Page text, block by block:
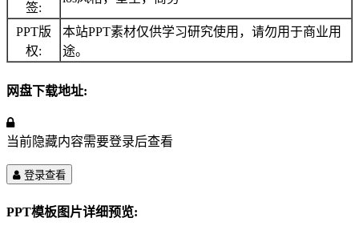
签:
PPT版
权:
本站PPT素材仅供学习研究使用，请勿用于商业用
途。
网盘下载地址:
当前隐藏内容需要登录后查看
登录查看
PPT模板图片详细预览: